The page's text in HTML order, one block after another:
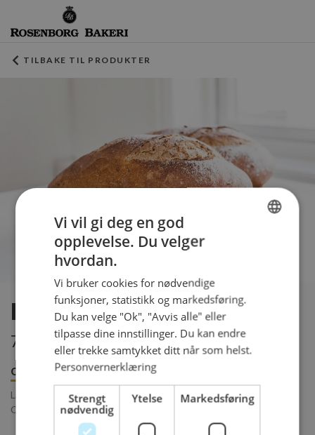
TILBAKE TIL PRODUKTER
Fransk surdeigsbrød grovt
76 kr per stykk
Om produktet Innhold
Bestillingsfrister
Langtidsmodnet brød bakt på hvete, rug, mørk malt og surdeig.
Obs! Dette produktet kan ikke bestilles til søndager.
Vi vil gi deg en god
opplevelse. Du velger
hvordan.
Vi bruker cookies for nødvendige
funksjoner, statistikk og markedsføring.
Du kan velge "Ok", "Avvis alle" eller
tilpasse dine innstillinger. Du kan endre
eller trekke samtykket ditt når som helst.
Personvernerklæring
Strengt
nødvendig
Ytelse Markedsføring